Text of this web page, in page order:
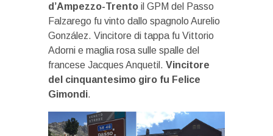
d’Ampezzo-Trento il GPM del Passo
Falzarego fu vinto dallo spagnolo Aurelio
González. Vincitore di tappa fu Vittorio
Adorni e maglia rosa sulle spalle del
francese Jacques Anquetil. Vincitore
del cinquantesimo giro fu Felice
Gimondi.